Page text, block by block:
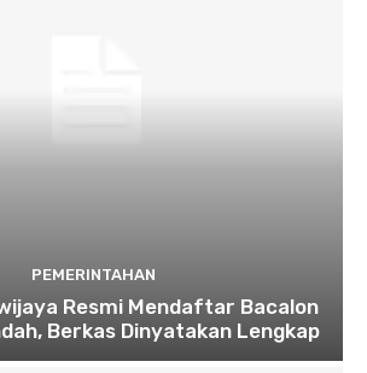
PEMERINTAHAN
Resmi Mendaftar Bacalon
Berkas Dinyatakan Lengkap